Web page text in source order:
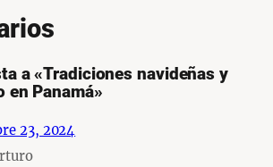
a «Tradiciones navideñas y
en Panamá»
23, 2024